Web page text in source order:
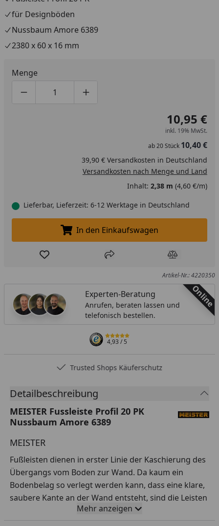
für Designböden
Nussbaum Amore 6389
2380 x 60 x 16 mm
Menge
Produktmenge um eins verringern
Produktmenge manuell eingeben
Produktmenge um eins erhöhen
10,95 €
inkl. 19% MwSt.
ab20Stück 10,40 €
39,90 € Versandkosten in Deutschland
Versandkosten nach Menge und Land
Inhalt: 2,38 m (4,60 €/m)
Lieferbar, Lieferzeit: 6-12 Werktage in Deutschland
In den Einkaufswagen legen
In den Einkaufswagen
Produkt zur Wunschliste hinzufügen
Teilen Produkt
Artikel-Nr.: 4220350
Online
Experten-Beratung
Anrufen, beraten lassen und
telefonisch bestellen.
4,93/ 5
Trusted Shops Käuferschutz
Detailbeschreibung
MEISTER Fussleiste Profil 20 PK
Nussbaum Amore 6389
MEISTER
Fußleisten dienen in erster Linie der Kaschierung des
Übergangs vom Boden zur Wand. Da kaum ein
Bodenbelag so verlegt werden kann, dass eine klare,
saubere Kante an der Wand entsteht, sind die Leisten
in beinahe jedem Raum zu finden.
Mehr anzeigen